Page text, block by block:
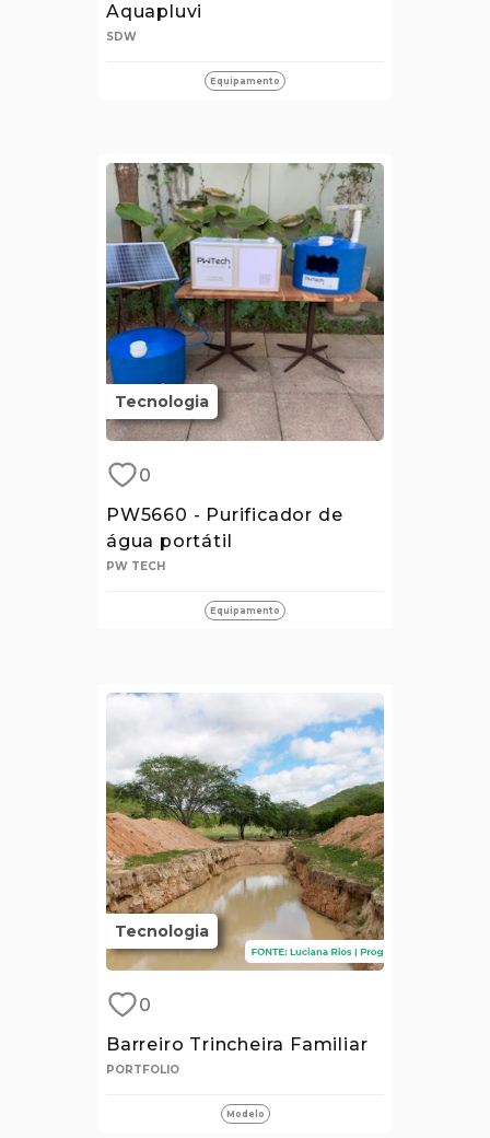
Aquapluvi
SDW
Equipamento
Tecnologia
0
PW5660 - Purificador de
água portátil
PW TECH
Equipamento
Tecnologia
0
Barreiro Trincheira Familiar
PORTFOLIO
Modelo